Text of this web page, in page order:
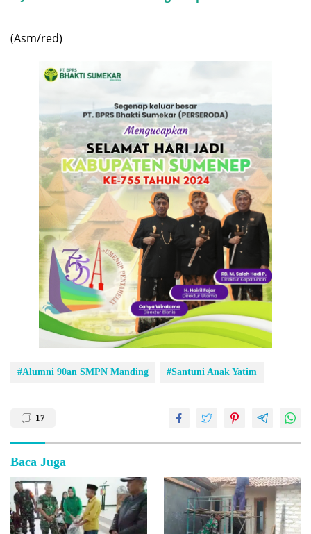
(Asm/red)
#Alumni 90an SMPN Manding #Santuni Anak Yatim
17
Baca Juga